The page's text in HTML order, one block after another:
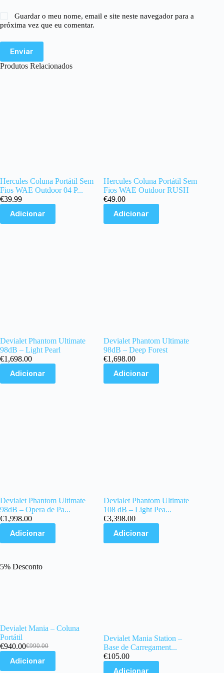
Guardar o meu nome, email e site neste navegador para a
próxima vez que eu comentar.
Enviar
Produtos Relacionados
Hercules Coluna Portátil Sem
Fios WAE Outdoor 04 P...
€39.99
Adicionar
Hercules Coluna Portátil Sem
Fios WAE Outdoor RUSH
€49.00
Adicionar
Devialet Phantom Ultimate
98dB – Light Pearl
€1,698.00
Adicionar
Devialet Phantom Ultimate
98dB – Deep Forest
€1,698.00
Adicionar
Devialet Phantom Ultimate
98dB – Opera de Pa...
€1,998.00
Adicionar
Devialet Phantom Ultimate
108 dB – Light Pea...
€3,398.00
Adicionar
5% Desconto
Devialet Mania – Coluna
Portátil
€990.00
O
preço
€940.00O
preço
Adicionar
Devialet Mania Station –
Base de Carregament...
€105.00
Adicionar